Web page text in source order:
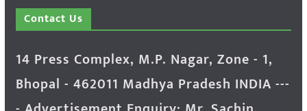
Contact Us
14 Press Complex, M.P. Nagar, Zone - 1,
Bhopal - 462011 Madhya Pradesh INDIA ---